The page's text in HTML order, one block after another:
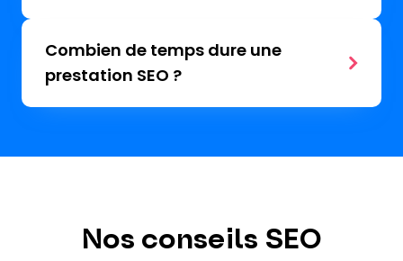
Combien de temps dure une
prestation SEO ?
Nos conseils SEO